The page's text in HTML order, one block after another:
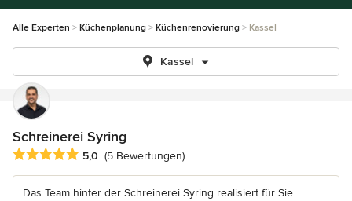
Alle Experten Küchenplanung Küchenrenovierung Kassel
Kassel
Schreinerei Syring
Durchschnittliche Bewertung: 5 von 5 Sternen
5,0 (5 Bewertungen)
Das Team hinter der Schreinerei Syring realisiert für Sie